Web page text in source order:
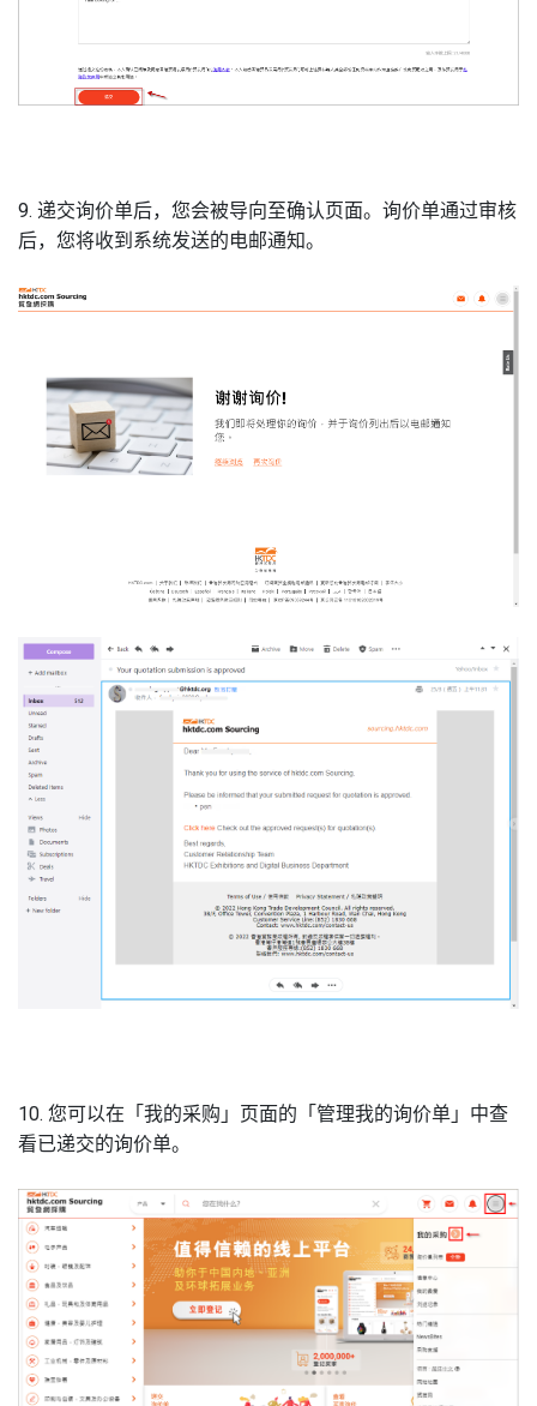
9. 递交询价单后，您会被导向至确认页面。询价单通过审核
后，您将收到系统发送的电邮通知。
10. 您可以在「我的采购」页面的「管理我的询价单」中查
看已递交的询价单。